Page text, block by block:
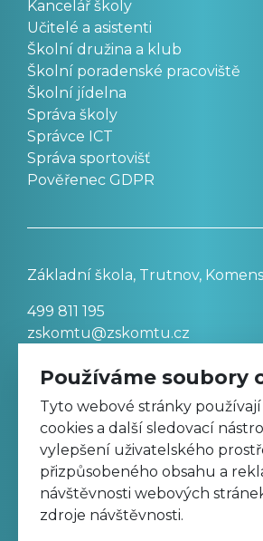
Kancelář školy
Učitelé a asistenti
Školní družina a klub
Školní poradenské pracoviště
Školní jídelna
Správa školy
Správce ICT
Správa sportovišť
Pověřenec GDPR
Základní škola, Trutnov,
499 811 195
zskomtu@zskomtu.cz
Prohlášení o přístupnosti
Nastavení cookies
Sledujte nás na Facebooku
Používáme soubory
Tyto webové stránky
cookies a další sledovací
vylepšení uživatelského
přizpůsobeného obsahu a
návštěvnosti webových
zdroje návštěvnosti.